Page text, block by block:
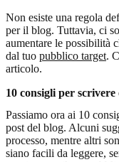
Non esiste una regola
per il blog. Tuttavia, ci
aumentare le possibilità
dal tuo pubblico target.
articolo.
10 consigli per
Passiamo ora ai 10
post del blog. Alcuni
processo, mentre altri
siano facili da leggere,